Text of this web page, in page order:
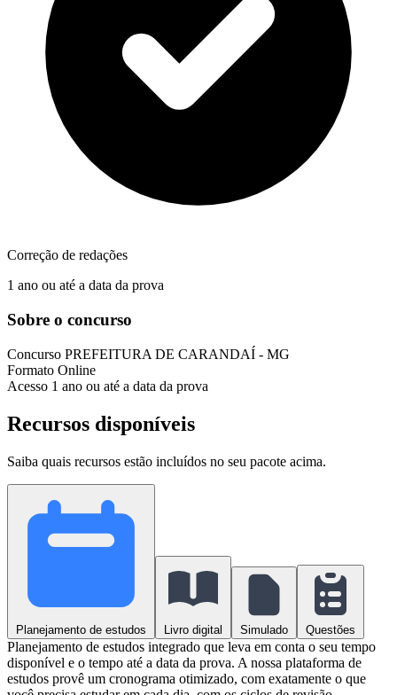
Correção de redações
1 ano ou até a data da prova
Sobre o concurso
Concurso PREFEITURA DE CARANDAÍ - MG
Formato Online
Acesso 1 ano ou até a data da prova
Recursos disponíveis
Saiba quais recursos estão incluídos no seu pacote acima.
Planejamento de estudos Livro digital Simulado Questões
Planejamento de estudos integrado que leva em conta o seu tempo
disponível e o tempo até a data da prova. A nossa plataforma de
estudos provê um cronograma otimizado, com exatamente o que